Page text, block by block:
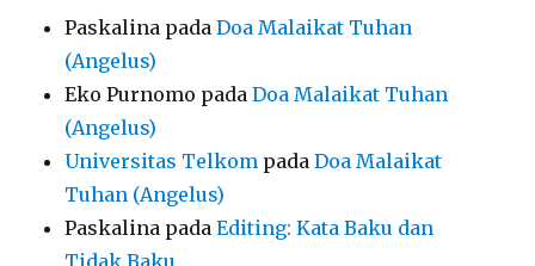
Paskalina padaDoa Malaikat Tuhan
(Angelus)
Eko Purnomo padaDoa Malaikat Tuhan
(Angelus)
Universitas Telkom padaDoa Malaikat
Tuhan (Angelus)
Paskalina padaEditing: Kata Baku dan
Tidak Baku